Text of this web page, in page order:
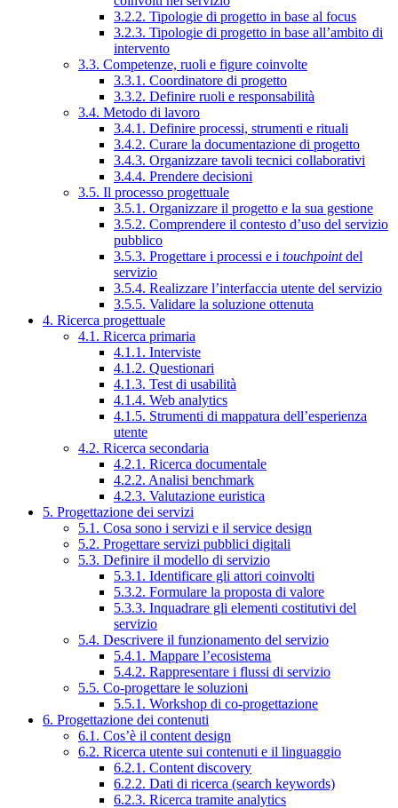
3.2.2. Tipologie di progetto in base al focus
3.2.3. Tipologie di progetto in base all’ambito di
intervento
3.3. Competenze, ruoli e figure coinvolte
3.3.1. Coordinatore di progetto
3.3.2. Definire ruoli e responsabilità
3.4. Metodo di lavoro
3.4.1. Definire processi, strumenti e rituali
3.4.2. Curare la documentazione di progetto
3.4.3. Organizzare tavoli tecnici collaborativi
3.4.4. Prendere decisioni
3.5. Il processo progettuale
3.5.1. Organizzare il progetto e la sua gestione
3.5.2. Comprendere il contesto d’uso del servizio
pubblico
3.5.3. Progettare i processi e i touchpointdel
servizio
3.5.4. Realizzare l’interfaccia utente del servizio
3.5.5. Validare la soluzione ottenuta
4. Ricerca progettuale
4.1. Ricerca primaria
4.1.1. Interviste
4.1.2. Questionari
4.1.3. Test di usabilità
4.1.4. Web analytics
4.1.5. Strumenti di mappatura dell’esperienza
utente
4.2. Ricerca secondaria
4.2.1. Ricerca documentale
4.2.2. Analisi benchmark
4.2.3. Valutazione euristica
5. Progettazione dei servizi
5.1. Cosa sono i servizi e il service design
5.2. Progettare servizi pubblici digitali
5.3. Definire il modello di servizio
5.3.1. Identificare gli attori coinvolti
5.3.2. Formulare la proposta di valore
5.3.3. Inquadrare gli elementi costitutivi del
servizio
5.4. Descrivere il funzionamento del servizio
5.4.1. Mappare l’ecosistema
5.4.2. Rappresentare i flussi di servizio
5.5. Co-progettare le soluzioni
5.5.1. Workshop di co-progettazione
6. Progettazione dei contenuti
6.1. Cos’è il content design
6.2. Ricerca utente sui contenuti e il linguaggio
6.2.1. Content discovery
6.2.2. Dati di ricerca (search keywords)
6.2.3. Ricerca tramite analytics